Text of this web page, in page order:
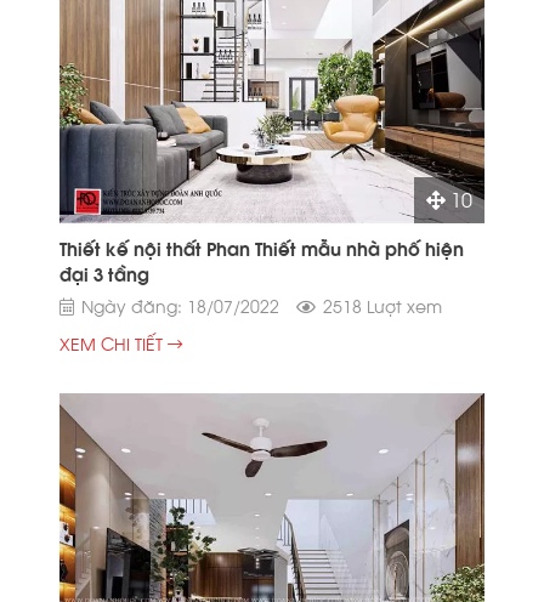
10
Thiết kế nội thất Phan Thiết mẫu nhà phố hiện
đại 3 tầng
Ngày đăng: 18/07/2022
2518 Lượt xem
XEM CHI TIẾT